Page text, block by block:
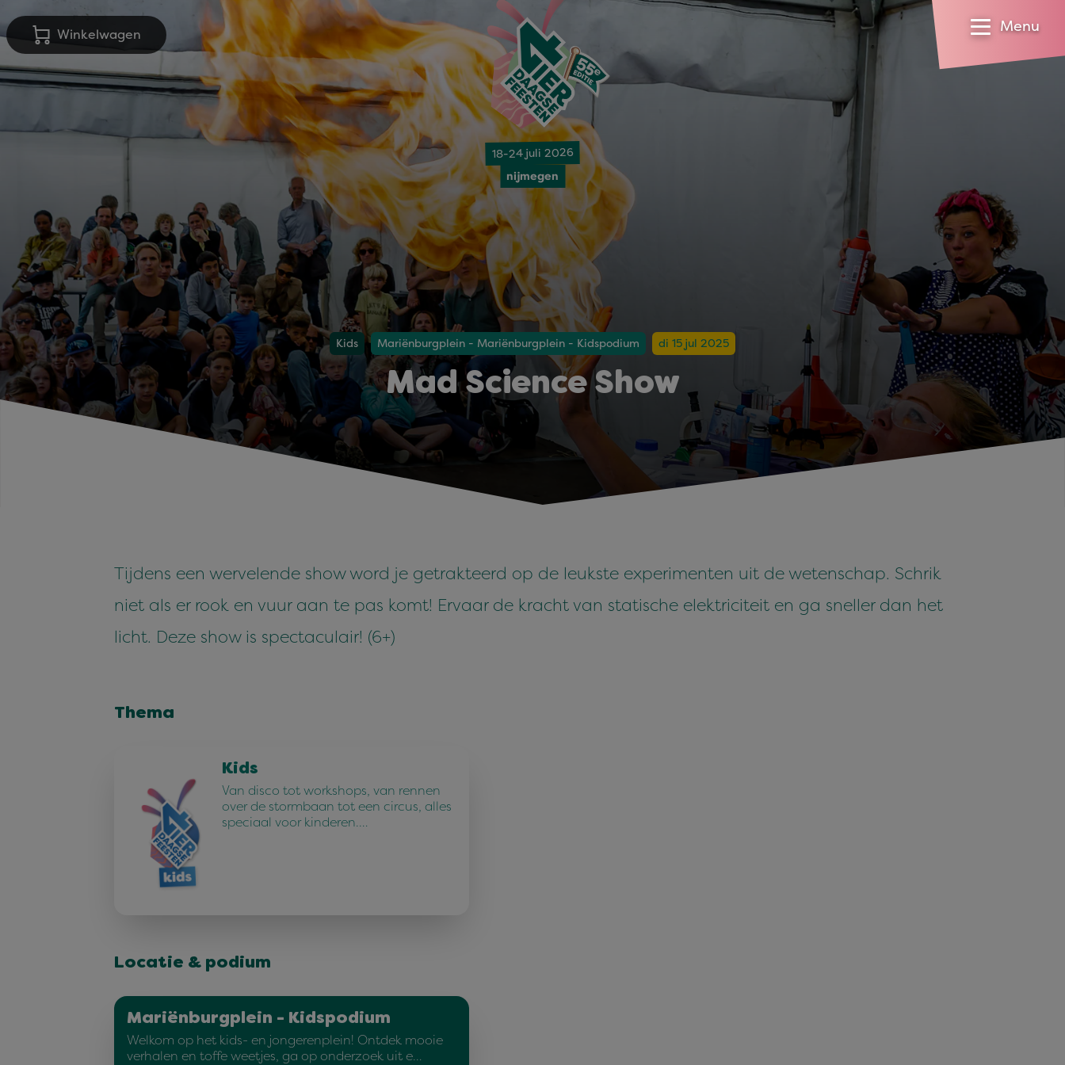
Winkelwagen
18-24 juli 2026
nijmegen
Menu
Kids Mariënburgplein - Mariënburgplein - Kidspodium di 15 jul 2025
Mad Science Show
Tijdens een wervelende show word je getrakteerd op de leukste experimenten uit de wetenschap. Schrik
niet als er rook en vuur aan te pas komt! Ervaar de kracht van statische elektriciteit en ga sneller dan het
licht. Deze show is spectaculair! (6+)
Thema
Kids
Van disco tot workshops, van rennen
over de stormbaan tot een circus, alles
speciaal voor kinderen.…
Locatie & podium
Mariënburgplein - Kidspodium
Welkom op het kids- en jongerenplein! Ontdek mooie
verhalen en toffe weetjes, ga op onderzoek uit e…